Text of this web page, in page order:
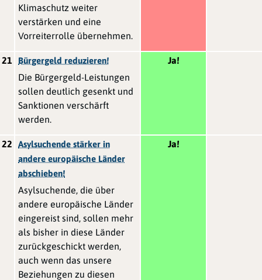
Klimaschutz weiter
verstärken und eine
Vorreiterrolle übernehmen.
21 Bürgergeld reduzieren!
Die Bürgergeld-Leistungen
sollen deutlich gesenkt und
Sanktionen verschärft
werden.
Ja!
22
Asylsuchende stärker in
andere europäische Länder
abschieben!
Asylsuchende, die über
andere europäische Länder
eingereist sind, sollen mehr
als bisher in diese Länder
zurückgeschickt werden,
auch wenn das unsere
Beziehungen zu diesen
Ja!